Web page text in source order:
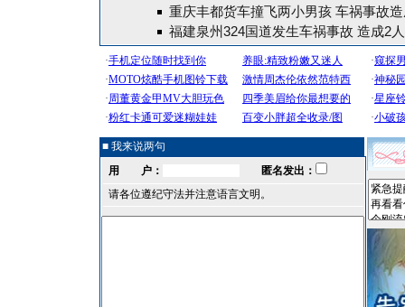
重庆丰都货车撞飞两小男孩 车祸事故
福建泉州324国道发生车祸事故 造成2
■ 我来说两句
用 户：
匿名发出：
请各位遵纪守法并注意语言文明。